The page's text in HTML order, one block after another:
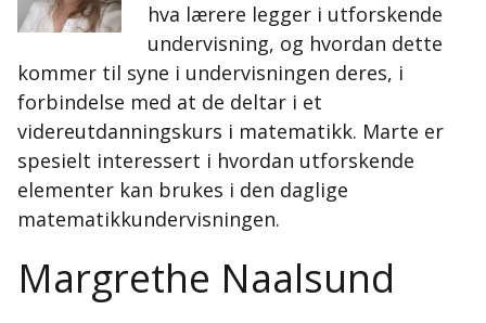
hva lærere legger i utforskende
undervisning, og hvordan dette
kommer til syne i undervisningen deres, i
forbindelse med at de deltar i et
videreutdanningskurs i matematikk. Marte er
spesielt interessert i hvordan utforskende
elementer kan brukes i den daglige
matematikkundervisningen.
Margrethe Naalsund